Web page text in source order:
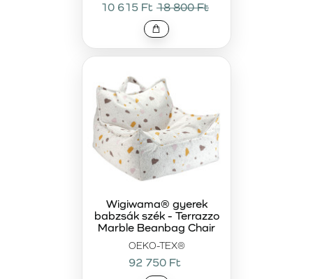
10 615 Ft 18 800 Ft
OEKO-TEX®
Wigiwama® gyerek
babzsák szék - Terrazzo
Marble Beanbag Chair
92 750 Ft